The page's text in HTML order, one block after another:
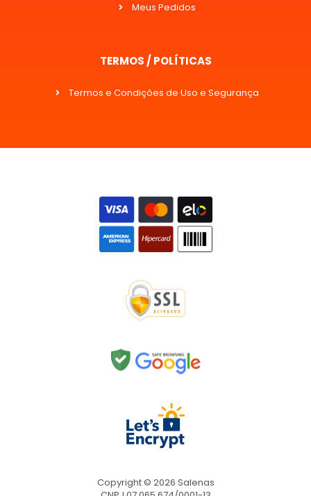
Meus Pedidos
TERMOS / POLÍTICAS
Termos e Condições de Uso e Segurança
Copyright © 2026 Salenas